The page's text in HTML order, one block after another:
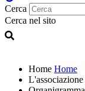
Cerca
Cerca nel sito
Home Home
L'associazione